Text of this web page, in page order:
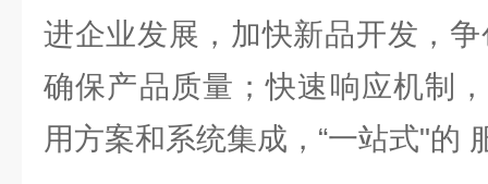
进企业发展，加快新品开发，
确保产品质量；快速响应机制
用方案和系统集成，“一站式"的